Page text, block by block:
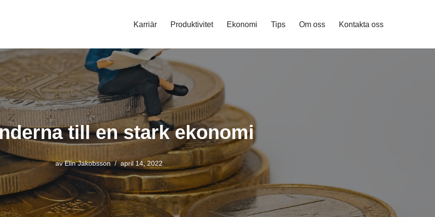
Karriär Produktivitet Ekonomi Tips Om oss Kontakta oss
till en stark ekonomi
avElin Jakobsson april 14, 2022